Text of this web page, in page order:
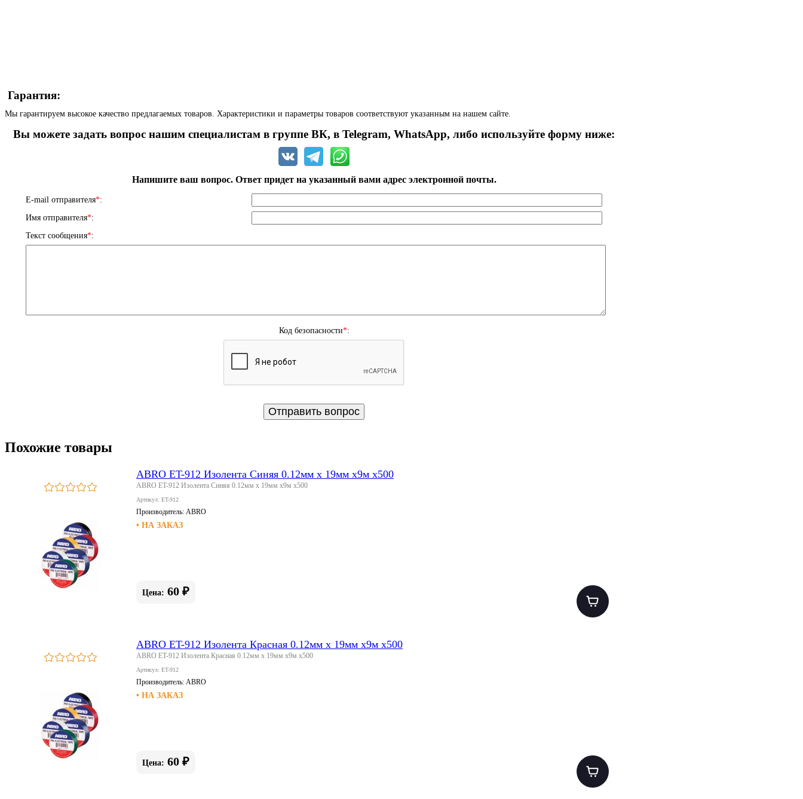
Гарантия:
Мы гарантируем высокое качество предлагаемых товаров. Характеристики и параметры товаров соответствуют указанным на нашем сайте.
Вы можете задать вопрос нашим специалистам в группе ВК, в Telegram, WhatsApp, либо используйте форму ниже:
Напишите ваш вопрос. Ответ придет на указанный вами адрес электронной почты.
E-mail отправителя*:
Имя отправителя*:
Текст сообщения*:
Код безопасности*:
Похожие товары
ABRO ET-912 Изолента Синяя 0.12мм х 19мм х9м х500
ABRO ET-912 Изолента Синяя 0.12мм х 19мм х9м х500
Артикул: ET-912
Производитель: ABRO
• НА ЗАКАЗ
Цена: 60 ₽
ABRO ET-912 Изолента Красная 0.12мм х 19мм х9м х500
ABRO ET-912 Изолента Красная 0.12мм х 19мм х9м х500
Артикул: ET-912
Производитель: ABRO
• НА ЗАКАЗ
Цена: 60 ₽